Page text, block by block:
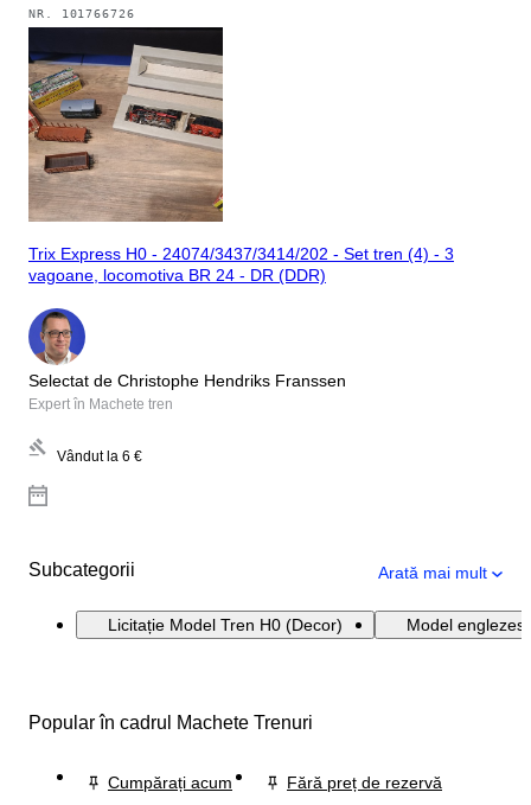
NR. 101766726
Trix Express H0 - 24074/3437/3414/202 - Set tren (4) - 3
vagoane, locomotiva BR 24 - DR (DDR)
Selectat de Christophe Hendriks Franssen
Expert în Machete tren
Vândut la 6 €
Subcategorii Arată mai mult
Licitație Model Tren H0 (Decor) Model
Popular în cadrul Machete Trenuri
Cumpărați acum
Fără preț de rezervă